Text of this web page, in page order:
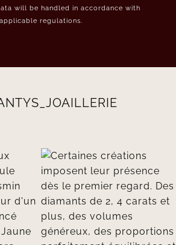
will be handled in accordance with
applicable regulations.